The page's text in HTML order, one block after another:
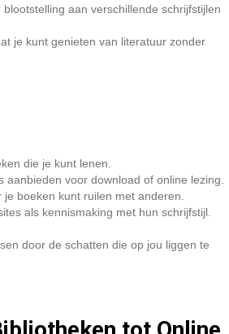
aan verschillende schrijfstijlen
je kunt genieten van literatuur zonder
die je kunt lenen.
voor download of online lezing.
boeken kunt ruilen met anderen.
als kennismaking met hun schrijfstijl.
door de schatten die op jou liggen te